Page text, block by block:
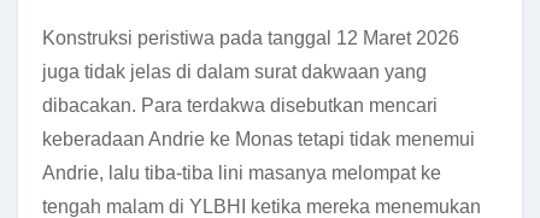
Konstruksi peristiwa pada tanggal 12 Maret 2026
juga tidak jelas di dalam surat dakwaan yang
dibacakan. Para terdakwa disebutkan mencari
keberadaan Andrie ke Monas tetapi tidak menemui
Andrie, lalu tiba-tiba lini masanya melompat ke
tengah malam di YLBHI ketika mereka menemukan